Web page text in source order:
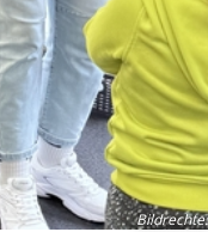
Bildrechte: